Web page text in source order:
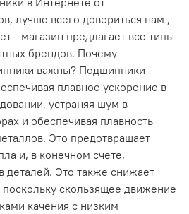
лучше всего довериться нам ,
- магазин предлагает все типы
брендов. Почему
важны? Подшипники
плавное ускорение в
устраняя шум в
и обеспечивая плавность
Это предотвращает
и, в конечном счете,
деталей. Это также снижает
скользящее движение
качения с низким